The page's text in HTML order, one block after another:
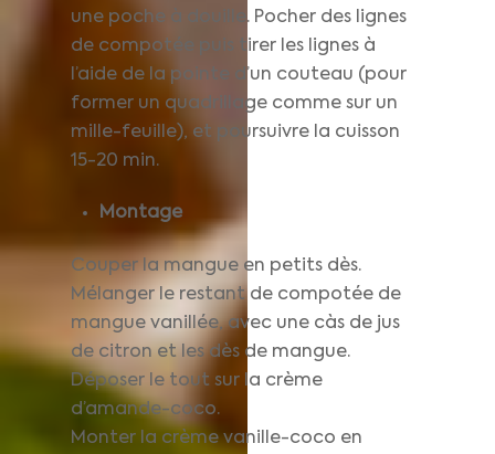
une poche à douille. Pocher des lignes
de compotée puis tirer les lignes à
l’aide de la pointe d’un couteau (pour
former un quadrillage comme sur un
mille-feuille), et poursuivre la cuisson
15-20 min.
Montage
Couper la mangue en petits dès.
Mélanger le restant de compotée de
mangue vanillée, avec une càs de jus
de citron et les dès de mangue.
Déposer le tout sur la crème
d’amande-coco.
Monter la crème vanille-coco en